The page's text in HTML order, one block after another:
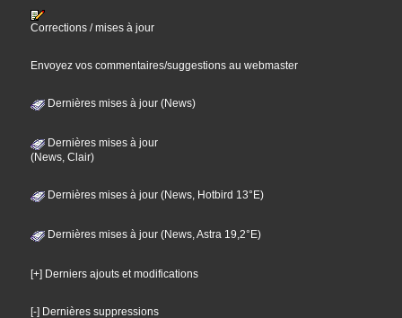
Corrections / mises à jour
Envoyez vos commentaires/suggestions au webmaster
Dernières mises à jour (News)
Dernières mises à jour
(News, Clair)
Dernières mises à jour (News, Hotbird 13°E)
Dernières mises à jour (News, Astra 19,2°E)
[+] Derniers ajouts et modifications
[-] Dernières suppressions